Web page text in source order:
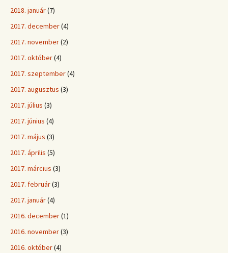
2018. január(7)
2017. december(4)
2017. november(2)
2017. október(4)
2017. szeptember(4)
2017. augusztus (3)
2017. július (3)
2017. június (4)
2017. május (3)
2017. április (5)
2017. március (3)
2017. február(3)
2017. január(4)
2016. december(1)
2016. november(3)
2016. október(4)